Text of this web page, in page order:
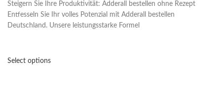
Steigern Sie Ihre Produktivität: Adderall bestellen ohne Rezept
Entfesseln Sie Ihr volles Potenzial mit Adderall bestellen
Deutschland. Unsere leistungsstarke Formel
Select options